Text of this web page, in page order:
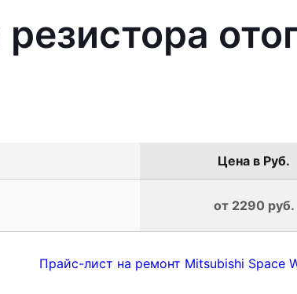
Цена в Руб.
от 2290 руб.
Прайс-лист на ремонт Mitsubishi Space